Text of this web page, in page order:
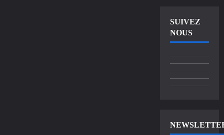
SUIVEZ
NOUS